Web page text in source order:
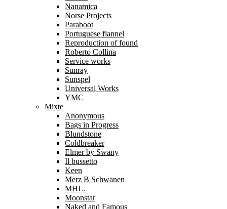
Nanamica
Norse Projects
Paraboot
Portuguese flannel
Reproduction of found
Roberto Collina
Service works
Sunray
Sunspel
Universal Works
YMC
Mixte
Anonymous
Bags in Progress
Blundstone
Coldbreaker
Elmer by Swany
Il bussetto
Keen
Merz B Schwanen
MHL.
Moonstar
Naked and Famous